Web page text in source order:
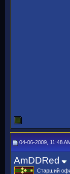
04-06-2009, 11:48
AmDDRed
Старший